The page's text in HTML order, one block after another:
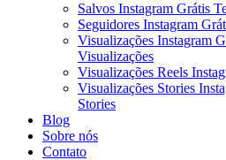
Salvos Instagram Grátis
Seguidores Instagram
Visualizações Instagram
Visualizações
Visualizações Reels
Visualizações Stories
Stories
Blog
Sobre nós
Contato